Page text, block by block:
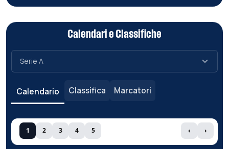
Calendari e Classifiche
Calendario Classifica Marcatori
1 2 3 4 5 ‹ ›